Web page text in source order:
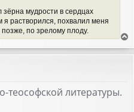
мудрости в сердцах
я растворился, похвалил меня
позже, по зрелому плоду.
е
р
теософской литературы.